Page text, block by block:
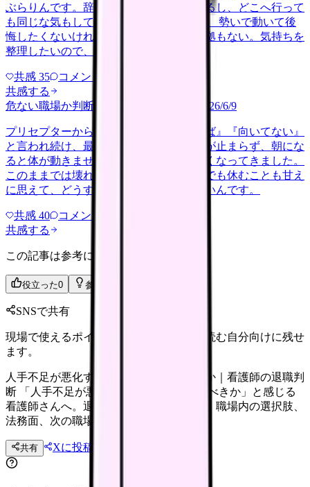
ぶらりんです。辞めれば楽になる気もするし、どこへ行って
も同じな気もして、決め手がありません。 勢いで動いて後
悔したくないけれど、このまま留まる根拠もない。気持ちを
整理したいので、判断材料の集…
共感 35 コメント
共感する
危ない職場か判断してほしい
2026/6/9
プリセプターから毎日のように『辞めれば』『向いてない』
と言われ続け、最近は職場が近づくと涙が止まらず、朝にな
ると体が動きません。食事も喉を通らなくなってきました。
このままでは壊れてしまう気がします。でも休むことも甘え
に思えて、どうすればいいのか分からないんです。
共感 40 コメント
共感する
この記事は参考になりましたか？
役立った0 参考になった
SNSで共有
現場で使えるポイントを、同僚やあとで読む自分向けに残せ
ます。
人手不足が悪化する職場から逃げるべきか｜看護師の退職判
断 「人手不足が悪化する職場から逃げるべきか」と感じる
看護師さんへ。退職前に確認したい体調、職場内の選択肢、
法務面、次の職場条件を整理します。
共有 Xに投稿